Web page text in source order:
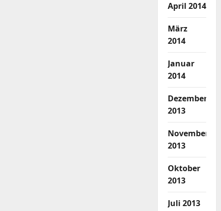
April 2014
März
2014
Januar
2014
Dezember
2013
November
2013
Oktober
2013
Juli 2013